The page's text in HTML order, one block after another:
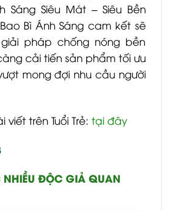
Sáng Siêu Mát – Siêu Bền
Bì Ánh Sáng cam kết sẽ
pháp chống nóng bền
cải tiến sản phẩm tối ưu
mong đợi nhu cầu người
trên Tuổi Trẻ: tại đây
NHIỀU ĐỘC GIẢ QUAN